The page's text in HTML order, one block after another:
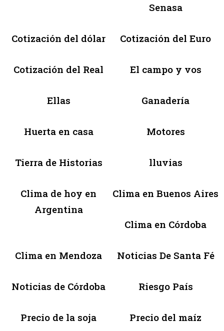
Senasa
Cotización del dólar Cotización del Euro
Cotización del Real El campo y vos
Ellas Ganadería
Huerta en casa Motores
Tierra de Historias lluvias
Clima de hoy en
Argentina
Clima en Buenos Aires
Clima en Córdoba
Clima en Mendoza Noticias De Santa Fé
Noticias de Córdoba Riesgo País
Precio de la soja Precio del maíz